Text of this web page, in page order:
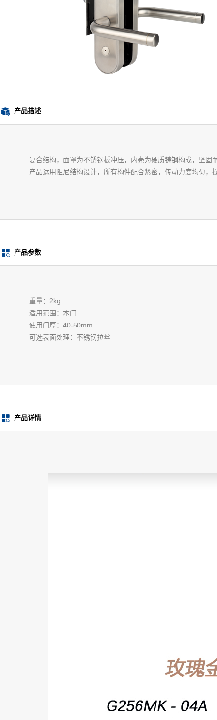
产品描述
复合结构，面罩为不锈钢板冲压，内壳为硬质铸钢构成，坚固
产品运用阻尼结构设计，所有构件配合紧密，传动力度均匀，
产品参数
重量：2kg
适用范围：木门
使用门厚：40-50mm
可选表面处理：不锈钢拉丝
产品详情